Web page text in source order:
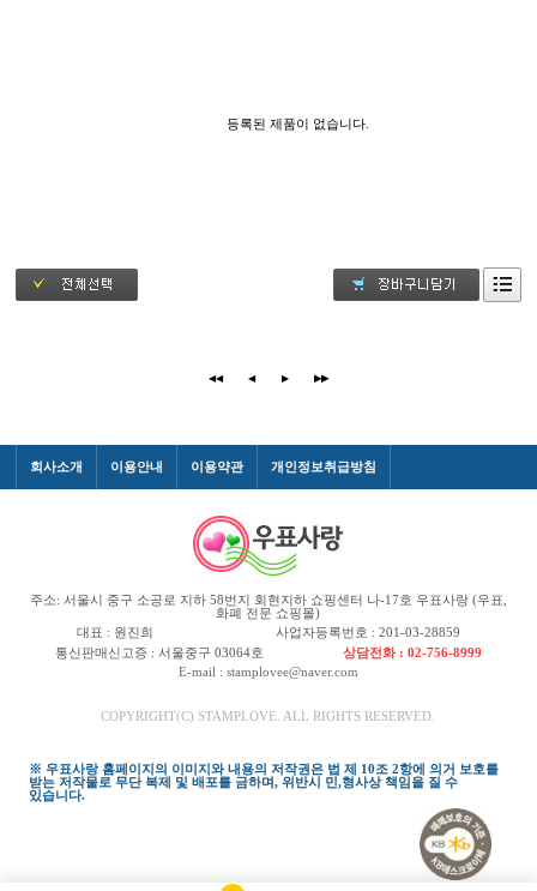
등록된 제품이 없습니다.
◀◀ ◀ ▶ ▶▶
회사소개 이용안내 이용약관 개인정보취급방침
주소: 서울시 중구 소공로 지하 58번지 회현지하 쇼핑센터 나-17호 우표사랑 (우표,
화폐 전문 쇼핑몰)
대표 : 원진희
사업자등록번호 : 201-03-28859
통신판매신고증 : 서울중구 03064호
상담전화 : 02-756-8999
E-mail : stamplovee@naver.com
COPYRIGHT(C) STAMPLOVE. ALL RIGHTS RESERVED.
※ 우표사랑 홈페이지의 이미지와 내용의 저작권은 법 제 10조 2항에 의거 보호를
받는 저작물로 무단 복제 및 배포를 금하며, 위반시 민,형사상 책임을 질 수
있습니다.